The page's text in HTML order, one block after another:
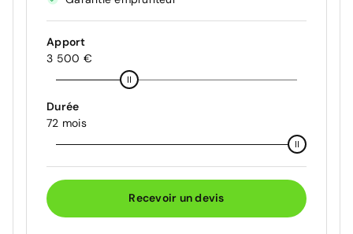
Apport
3 500 €
Durée
72 mois
Recevoir un devis